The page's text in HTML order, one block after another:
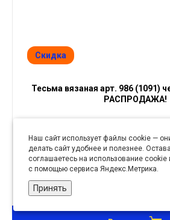
Скидка
Тесьма вязаная арт. 986 (1091)
РАСПРОДАЖА!
5.47 руб
7.81 руб
уп
Наш сайт использует файлы cookie —
делать сайт удобнее и полезнее.
соглашаетесь на использование cookie
с помощью сервиса Яндекс.Метрика.
Принять